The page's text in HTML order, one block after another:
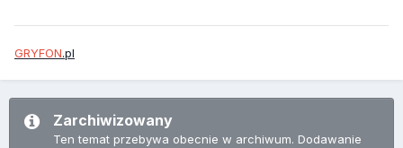
GRYFON.pl
Zarchiwizowany
Ten temat przebywa obecnie w archiwum. Dodawanie